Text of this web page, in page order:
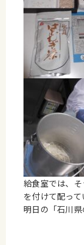
給食室では、
を付けて配って
明日の「石川県